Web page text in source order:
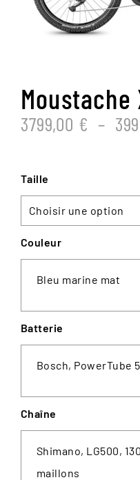
Moustache
3799,00 € –
Taille
Couleur
Bleu marine mat
Batterie
Bosch, PowerTube
Chaîne
Shimano, LG500, 130
maillons